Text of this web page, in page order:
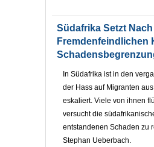
Südafrika Setzt Nach
Fremdenfeindlichen
In Südafrika ist in den
der Hass auf Migranten
eskaliert. Viele von ihnen
versucht die
entstandenen Schaden zu
Stephan Ueberbach.